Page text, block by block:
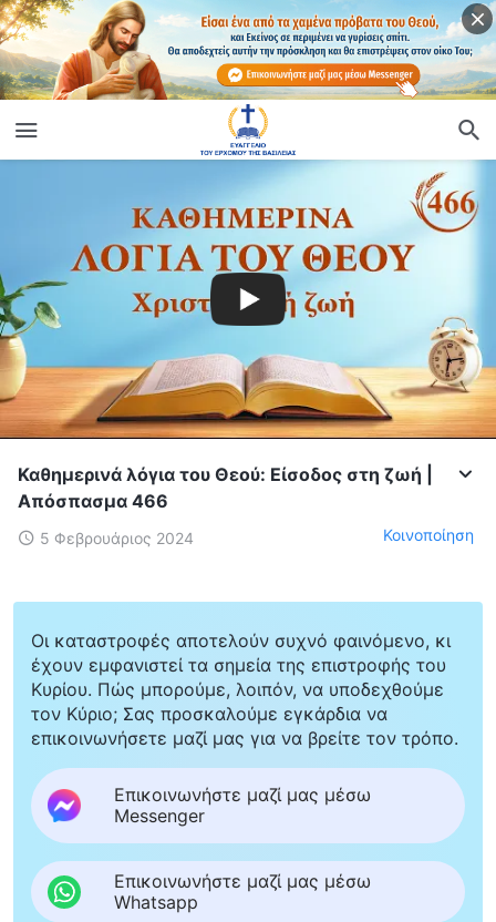
Καθημερινά λόγια του Θεού: Είσοδος στη ζωή |
Απόσπασμα 466
5 Φεβρουάριος 2024 Κοινοποίηση
Οι καταστροφές αποτελούν συχνό φαινόμενο, κι
έχουν εμφανιστεί τα σημεία της επιστροφής του
Κυρίου. Πώς μπορούμε, λοιπόν, να υποδεχθούμε
τον Κύριο; Σας προσκαλούμε εγκάρδια να
επικοινωνήσετε μαζί μας για να βρείτε τον τρόπο.
Επικοινωνήστε μαζί μας μέσω
Messenger
Επικοινωνήστε μαζί μας μέσω
Whatsapp